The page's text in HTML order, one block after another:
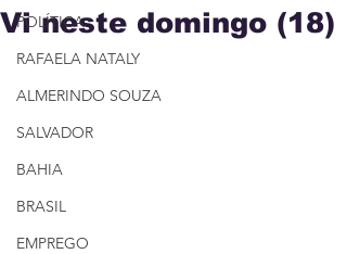
POLÍTICA
RAFAELA NATALY
ALMERINDO SOUZA
SALVADOR
BAHIA
BRASIL
EMPREGO
Vi neste domingo (18)